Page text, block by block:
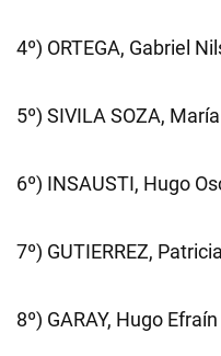
4º) ORTEGA, Gabriel
5º) SIVILA SOZA,
6º) INSAUSTI, Hugo
7º) GUTIERREZ,
8º) GARAY, Hugo